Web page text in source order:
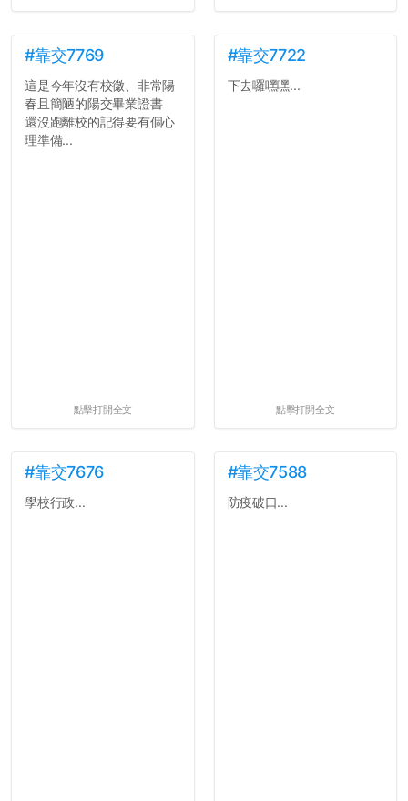
#靠交7769
這是今年沒有校徽、非常陽
春且簡陋的陽交畢業證書
還沒跑離校的記得要有個心
理準備...
點擊打開全文
#靠交7722
下去囉嘿嘿...
點擊打開全文
#靠交7676
學校行政...
#靠交7588
防疫破口...